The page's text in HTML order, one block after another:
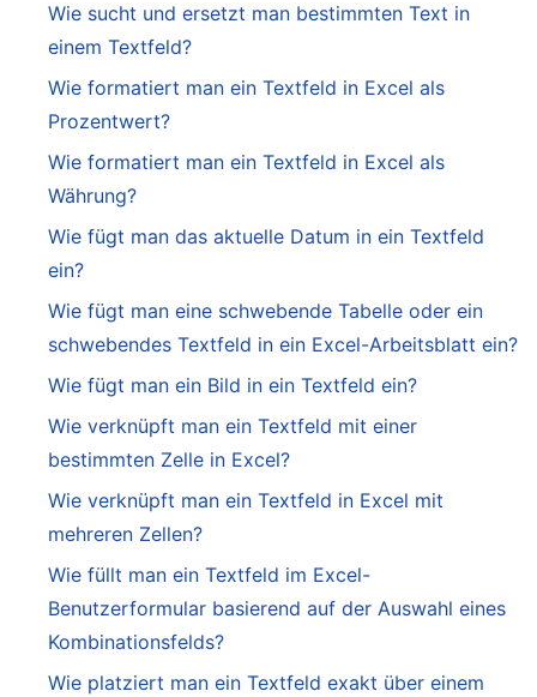
Wie sucht und ersetzt man bestimmten Text in
einem Textfeld?
Wie formatiert man ein Textfeld in Excel als
Prozentwert?
Wie formatiert man ein Textfeld in Excel als
Währung?
Wie fügt man das aktuelle Datum in ein Textfeld
ein?
Wie fügt man eine schwebende Tabelle oder ein
schwebendes Textfeld in ein Excel-Arbeitsblatt ein?
Wie fügt man ein Bild in ein Textfeld ein?
Wie verknüpft man ein Textfeld mit einer
bestimmten Zelle in Excel?
Wie verknüpft man ein Textfeld in Excel mit
mehreren Zellen?
Wie füllt man ein Textfeld im Excel-
Benutzerformular basierend auf der Auswahl eines
Kombinationsfelds?
Wie platziert man ein Textfeld exakt über einem